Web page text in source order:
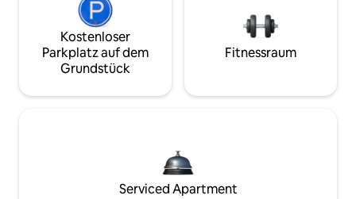
Kostenloser
Parkplatz auf dem
Grundstück
Fitnessraum
Serviced Apartment